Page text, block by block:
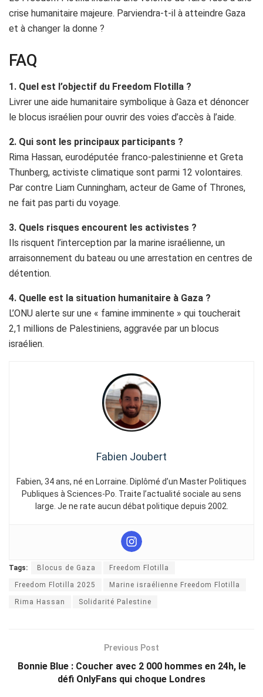
crise humanitaire majeure. Parviendra-t-il à atteindre Gaza
et à changer la donne ?
FAQ
1. Quel est l’objectif du Freedom Flotilla ?
Livrer une aide humanitaire symbolique à Gaza et dénoncer
le blocus israélien pour ouvrir des voies d’accès à l’aide.
2. Qui sont les principaux participants ?
Rima Hassan, eurodéputée franco-palestinienne et Greta
Thunberg, activiste climatique sont parmi 12 volontaires.
Par contre Liam Cunningham, acteur de Game of Thrones,
ne fait pas parti du voyage.
3. Quels risques encourent les activistes ?
Ils risquent l’interception par la marine israélienne, un
arraisonnement du bateau ou une arrestation en centres de
détention.
4. Quelle est la situation humanitaire à Gaza ?
L’ONU alerte sur une « famine imminente » qui toucherait
2,1 millions de Palestiniens, aggravée par un blocus
israélien.
Fabien Joubert
Fabien, 34 ans, né en Lorraine. Diplômé d’un Master Politiques
Publiques à Sciences-Po. Traite l’actualité sociale au sens
large. Je ne rate aucun débat politique depuis 2002.
Tags: Blocus de Gaza Freedom Flotilla
Freedom Flotilla 2025 Marine israélienne Freedom Flotilla
Rima Hassan Solidarité Palestine
Previous Post
Bonnie Blue : Coucher avec 2 000 hommes en 24h, le
défi OnlyFans qui choque Londres